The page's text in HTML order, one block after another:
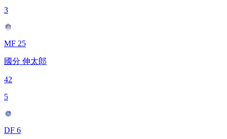
3
MF 25
國分 伸太郎
42
5
DF 6